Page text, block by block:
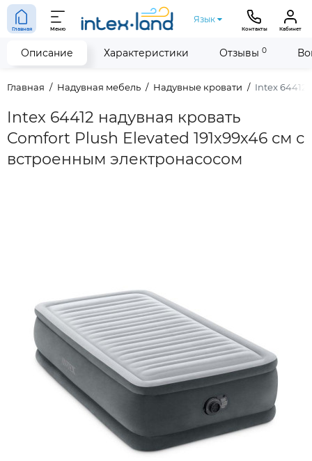
Главная Меню
Язык
Контакты Кабинет
Главная Надувная мебель Надувные кровати Intex 64412
Intex 64412 надувная кровать
Comfort Plush Elevated 191х99х46 см с
встроенным электронасосом
Описание Характеристики Отзывы 0